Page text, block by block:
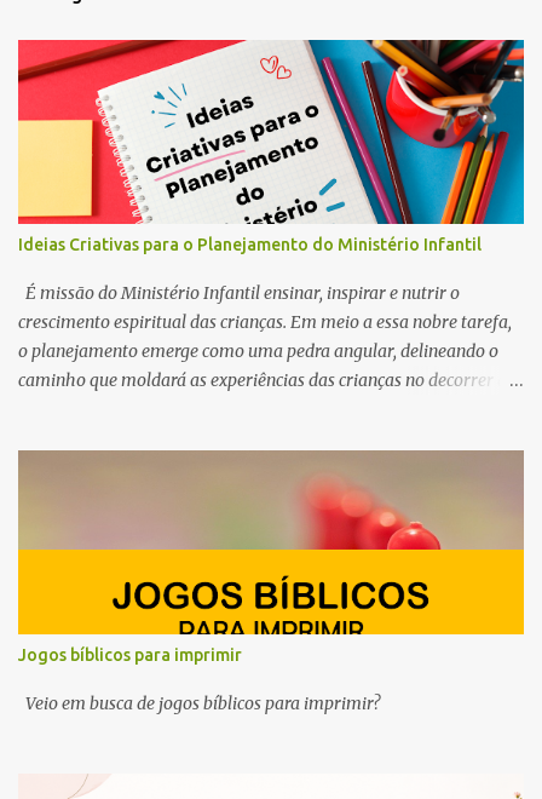
Ideias Criativas para o Planejamento do Ministério Infantil
É missão do Ministério Infantil ensinar, inspirar e nutrir o
crescimento espiritual das crianças. Em meio a essa nobre tarefa,
o planejamento emerge como uma pedra angular, delineando o
caminho que moldará as experiências das crianças no decorrer do
despertar a curiosidade, semear valores e cultivar a fé no coração
Jogos bíblicos para imprimir
Veio em busca de jogos bíblicos para imprimir?